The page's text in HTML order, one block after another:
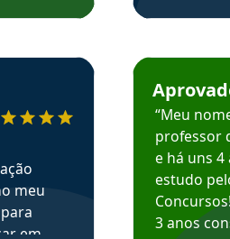
o Aprova Concursos em
meu
em
Estudante
“Meu
professor
e há uns 4
estudo
3 anos